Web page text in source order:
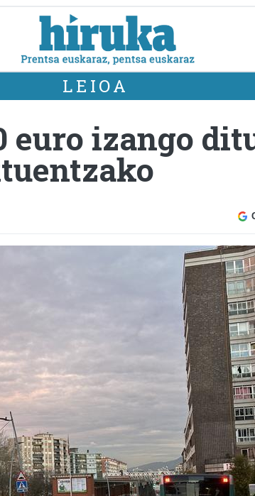
LEIOA
euro izango